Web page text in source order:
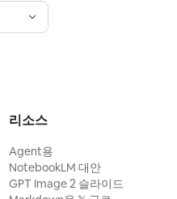
블럼을 배치합니
“YUNNAN
이틀을 일부 포함합
합하도록 텍스트를
하십시오. 작은 크기
으나 메인 타이틀은
그리드 시스템 내
아한 영어 타이포그
CREAM, 그리고
텍스트로 표기하세
BROWNIE,
선명한 녹색
흑백으로 유지하세
리소스
Agent용
NotebookLM 대안
GPT Image 2 슬라이드